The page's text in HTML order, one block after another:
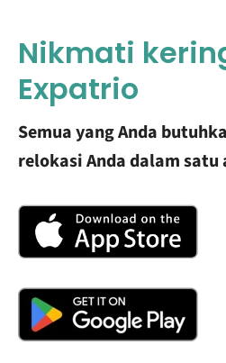
Nikmati
Expatrio
Semua yang Anda
relokasi Anda dalam